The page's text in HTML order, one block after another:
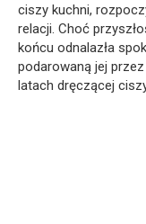
ciszy kuchni,
relacji. Choć
końcu odnalazła
podarowaną jej
latach dręczącej